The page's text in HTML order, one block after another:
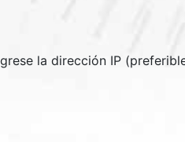
la dirección IP